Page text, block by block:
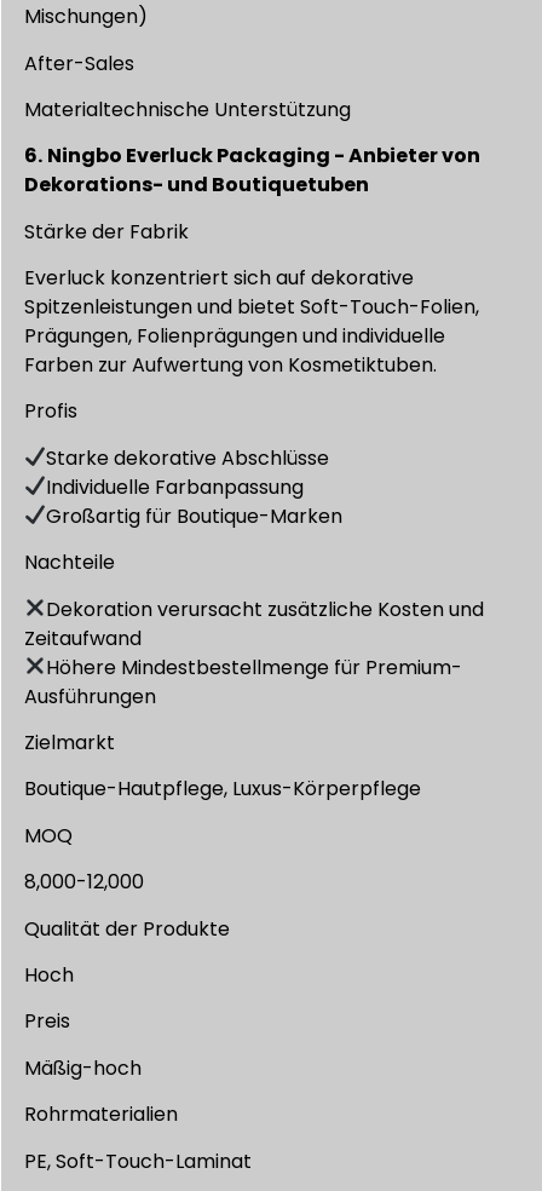
Mischungen)
After-Sales
Materialtechnische Unterstützung
6. Ningbo Everluck Packaging - Anbieter von
Dekorations- und Boutiquetuben
Stärke der Fabrik
Everluck konzentriert sich auf dekorative
Spitzenleistungen und bietet Soft-Touch-Folien,
Prägungen, Folienprägungen und individuelle
Farben zur Aufwertung von Kosmetiktuben.
Profis
Starke dekorative Abschlüsse
Individuelle Farbanpassung
Großartig für Boutique-Marken
Nachteile
Dekoration verursacht zusätzliche Kosten und
Zeitaufwand
Höhere Mindestbestellmenge für Premium-
Ausführungen
Zielmarkt
Boutique-Hautpflege, Luxus-Körperpflege
MOQ
8,000-12,000
Qualität der Produkte
Hoch
Preis
Mäßig-hoch
Rohrmaterialien
PE, Soft-Touch-Laminat